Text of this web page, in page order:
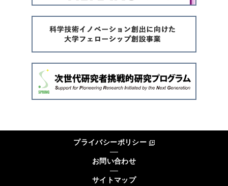
プライバシーポリシー
お問い合わせ
サイトマップ